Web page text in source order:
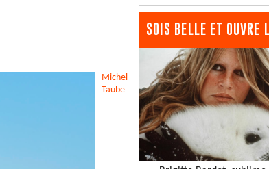
Michel
Taube
SOIS BELLE ET OUVRE